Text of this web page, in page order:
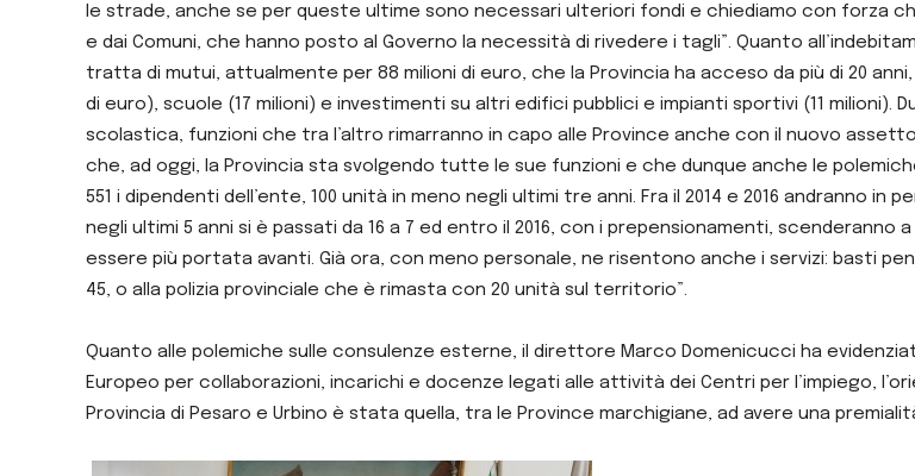
le strade, anche se per queste ultime sono necessari ulteriori fondi e chiediamo con forza
e dai Comuni, che hanno posto al Governo la necessità di rivedere i tagli”. Quanto
tratta di mutui, attualmente per 88 milioni di euro, che la Provincia ha acceso da più di 20
di euro), scuole (17 milioni) e investimenti su altri edifici pubblici e impianti sportivi (11 milioni).
scolastica, funzioni che tra l’altro rimarranno in capo alle Province anche con il nuovo
che, ad oggi, la Provincia sta svolgendo tutte le sue funzioni e che dunque anche le
551 i dipendenti dell’ente, 100 unità in meno negli ultimi tre anni. Fra il 2014 e 2016 andranno
negli ultimi 5 anni si è passati da 16 a 7 ed entro il 2016, con i prepensionamenti,
essere più portata avanti. Già ora, con meno personale, ne risentono anche i servizi: basti
45, o alla polizia provinciale che è rimasta con 20 unità sul territorio”.
Quanto alle polemiche sulle consulenze esterne, il direttore Marco Domenicucci ha
Europeo per collaborazioni, incarichi e docenze legati alle attività dei Centri per l’impiego,
Provincia di Pesaro e Urbino è stata quella, tra le Province marchigiane, ad avere una